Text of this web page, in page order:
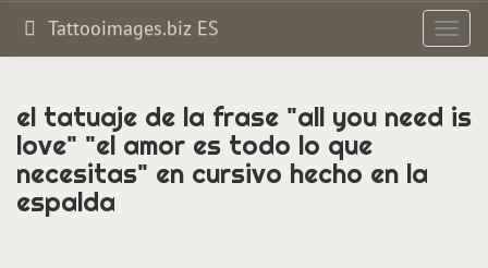
Tattooimages.biz ES
el tatuaje de la frase "all you need is
love" "el amor es todo lo que
necesitas" en cursivo hecho en la
espalda